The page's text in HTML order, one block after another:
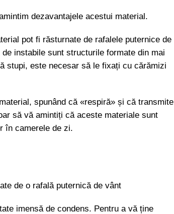
dezavantajele acestui material.
pot fi răsturnate de rafalele puternice de
instabile sunt structurile formate din mai
stupi, este necesar să le fixați cu cărămizi
spunând că «respiră» și că transmite
să vă amintiți că aceste materiale sunt
în camerele de zi.
de o rafală puternică de vânt
imensă de condens. Pentru a vă ține